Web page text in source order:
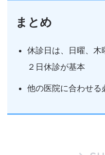
まとめ
休診日は、日曜、木
２日休診が基本
他の医院に合わせる